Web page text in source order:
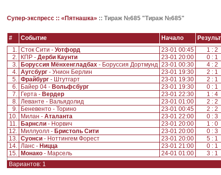
Супер-экспресс :: «Пятнашка» :: Тираж №685 "Тираж №685"
# Событие Начало
1. Сток Сити - Уотфорд 23-01 00:45
1 : 2
2.
КПР - Дерби Каунти 23-01 20:00
0 : 1
3.
Боруссия Мёнхенгладбах - Боруссия Дортмунд 23-01 00:30
4 : 2
4. Аугсбург - Унион Берлин 23-01 19:30
2 : 1
5. Фрайбург - Штутгарт 23-01 19:30
2 : 1
6.
Байер 04 - Вольфсбург 23-01 19:30
0 : 1
7.
Герта - Вердер 23-01 22:30
1 : 4
8. Леванте - Вальядолид 23-01 01:00
2 : 2
9.
Беневенто - Торино 23-01 00:45
2 : 2
10.
Милан - Аталанта 23-01 22:00
0 : 3
11.
Барнсли - Норвич 23-01 20:00
1 : 0
12.
Миллуолл - Бристоль Сити 23-01 20:00
0 : 3
13. Суонси - Ноттингем Форест 23-01 20:00
5 : 1
14. Ланс - Ницца 23-01 21:00
0 : 1
15.
Монако - Марсель 24-01 01:00
3 : 1
Вариантов: 1